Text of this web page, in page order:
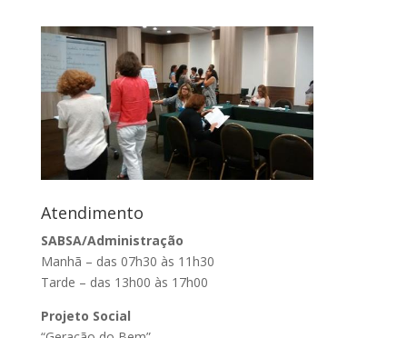
Atendimento
SABSA/Administração
Manhã – das 07h30 às 11h30
Tarde – das 13h00 às 17h00
Projeto Social